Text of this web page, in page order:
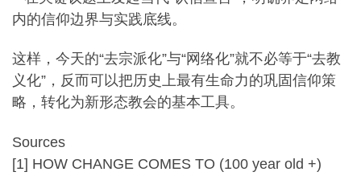
内的信仰边界与实践底线。
这样，今天的“去宗派化”与“网络化”就不必等于“去教
义化”， 反而可以把历史上最有生命力的巩固信仰策
略， 转化为新形态教会的基本工具。
Sources
[1] HOW CHANGE COMES TO (100 year old +)